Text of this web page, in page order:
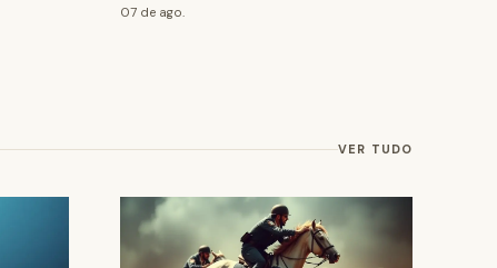
07 de ago.
VER TUDO